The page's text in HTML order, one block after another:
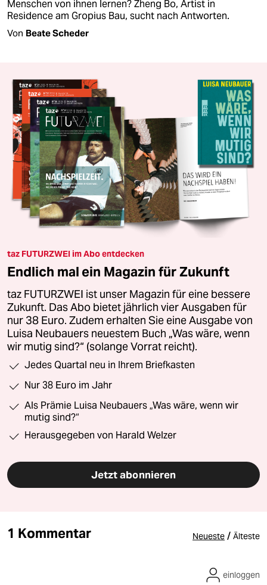
Menschen von ihnen lernen? Zheng Bo, Artist in
Residence am Gropius Bau, sucht nach Antworten.
Von Beate Scheder
taz FUTURZWEI im Abo entdecken
Endlich mal ein Magazin für Zukunft
taz FUTURZWEI ist unser Magazin für eine bessere
Zukunft. Das Abo bietet jährlich vier Ausgaben für
nur 38 Euro. Zudem erhalten Sie eine Ausgabe von
Luisa Neubauers neuestem Buch „Was wäre, wenn
wir mutig sind?“ (solange Vorrat reicht).
Jedes Quartal neu in Ihrem Briefkasten
Nur 38 Euro im Jahr
Als Prämie Luisa Neubauers „Was wäre, wenn wir
mutig sind?“
Herausgegeben von Harald Welzer
Jetzt abonnieren
1 Kommentar Neueste / Älteste
einloggen